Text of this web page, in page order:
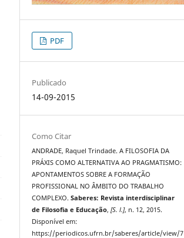
PDF
Publicado
14-09-2015
Como Citar
ANDRADE, Raquel Trindade. A FILOSOFIA DA
PRÁXIS COMO ALTERNATIVA AO PRAGMATISMO:
APONTAMENTOS SOBRE A FORMAÇÃO
PROFISSIONAL NO ÂMBITO DO TRABALHO
COMPLEXO.Saberes: Revista interdisciplinar
de Filosofia e Educação,[S. l.], n. 12, 2015.
Disponível em:
https://periodicos.ufrn.br/saberes/article/view/7